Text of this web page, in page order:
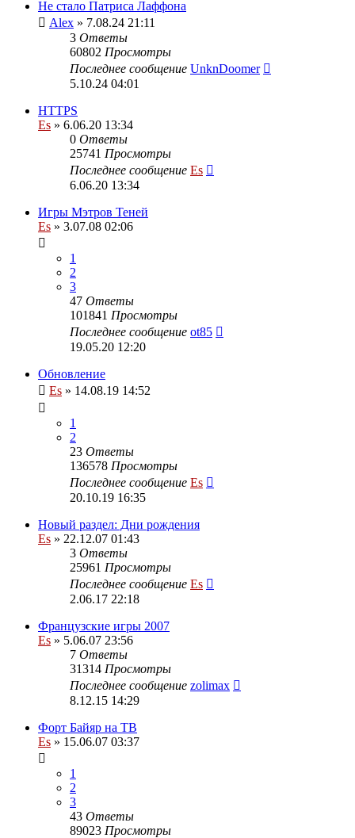
Не стало Патриса Лаффона
Alex » 7.08.24 21:11
3 Ответы
60802 Просмотры
Последнее сообщение UnknDoomer
5.10.24 04:01
HTTPS
Es » 6.06.20 13:34
0 Ответы
25741 Просмотры
Последнее сообщение Es
6.06.20 13:34
Игры Мэтров Теней
Es » 3.07.08 02:06
1
2
3
47 Ответы
101841 Просмотры
Последнее сообщение ot85
19.05.20 12:20
Обновление
Es » 14.08.19 14:52
1
2
23 Ответы
136578 Просмотры
Последнее сообщение Es
20.10.19 16:35
Новый раздел: Дни рождения
Es » 22.12.07 01:43
3 Ответы
25961 Просмотры
Последнее сообщение Es
2.06.17 22:18
Французские игры 2007
Es » 5.06.07 23:56
7 Ответы
31314 Просмотры
Последнее сообщение zolimax
8.12.15 14:29
Форт Байяр на ТВ
Es » 15.06.07 03:37
1
2
3
43 Ответы
89023 Просмотры